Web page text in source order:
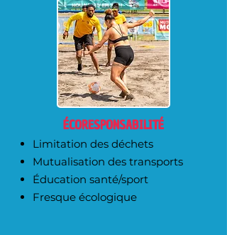
ÉCORESPONSABILITÉ
Limitation des déchets
Mutualisation des transports
Éducation santé/sport
Fresque écologique